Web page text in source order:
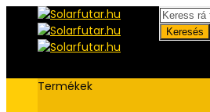
Keresés
Termékek